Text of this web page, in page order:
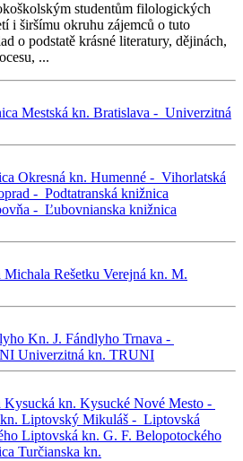
studentům filologických
i širšímu okruhu zájemců o tuto
o podstatě krásné literatury, dějinách,
...
Mestská kn. Bratislava - Univerzitná
Okresná kn. Humenné - Vihorlatská
- Podtatranská knižnica
- Ľubovnianska knižnica
Rešetku Verejná kn. M.
Kn. J. Fándlyho Trnava -
Univerzitná kn. TRUNI
Kysucká kn. Kysucké Nové Mesto -
Liptovský Mikuláš - Liptovská
Liptovská kn. G. F. Belopotockého
Turčianska kn.